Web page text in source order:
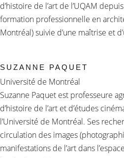
d’histoire de l’art de l’UQAM
formation professionnelle en
Montréal) suivie d’une maîtrise et
SUZANNE PAQUET
Université de Montréal
Suzanne Paquet est professeure
d’histoire de l’art et d’études
l’Université de Montréal. Ses
circulation des images
manifestations de l’art dans